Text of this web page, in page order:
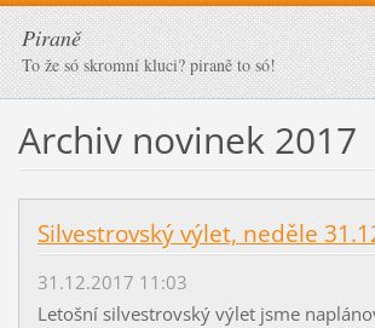
Piraně
To že só skromní kluci? piraně to só!
Archiv novinek 2017
Silvestrovský výlet, neděle
31.12.2017 11:03
Letošní silvestrovský výlet jsme